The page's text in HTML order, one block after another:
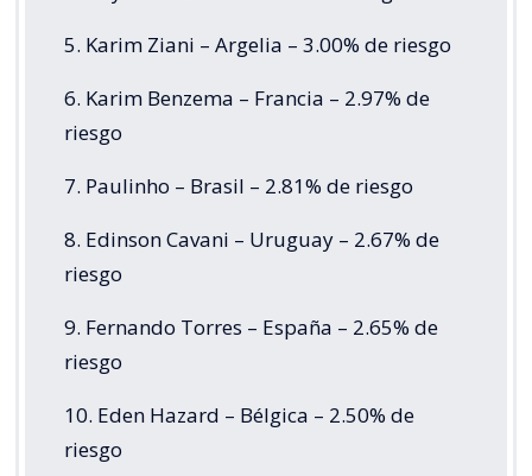
5. Karim Ziani – Argelia – 3.00% de riesgo
6. Karim Benzema – Francia – 2.97% de
riesgo
7. Paulinho – Brasil – 2.81% de riesgo
8. Edinson Cavani – Uruguay – 2.67% de
riesgo
9. Fernando Torres – España – 2.65% de
riesgo
10. Eden Hazard – Bélgica – 2.50% de
riesgo